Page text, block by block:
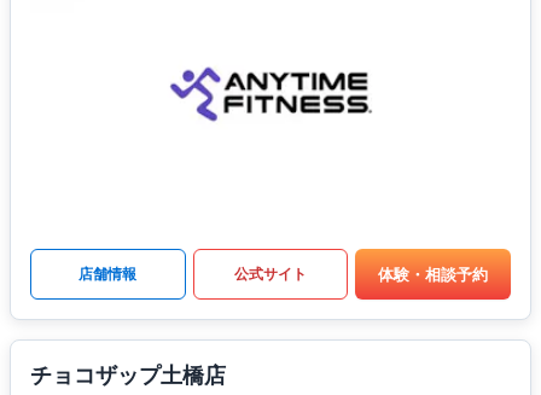
店舗情報 公式サイト 体験・相談予約
チョコザップ土橋店